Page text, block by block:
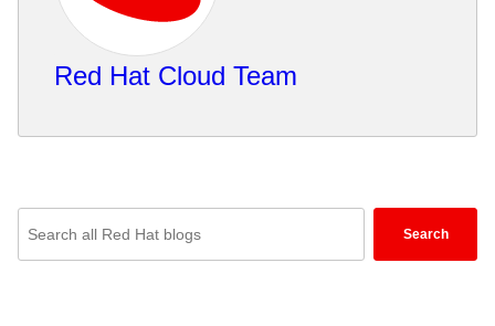
Red Hat Cloud Team
Search